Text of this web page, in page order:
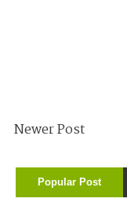
Newer Post
Popular Post